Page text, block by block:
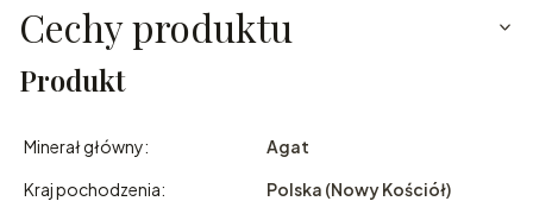
Cechy produktu
Produkt
Minerał główny:
Agat
Kraj pochodzenia:
Polska (Nowy Kościół)